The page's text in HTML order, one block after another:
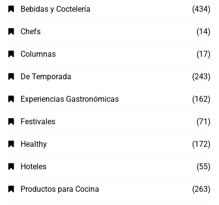
Bebidas y Coctelería (434)
Chefs (14)
Columnas (17)
De Temporada (243)
Experiencias Gastronómicas (162)
Festivales (71)
Healthy (172)
Hoteles (55)
Productos para Cocina (263)